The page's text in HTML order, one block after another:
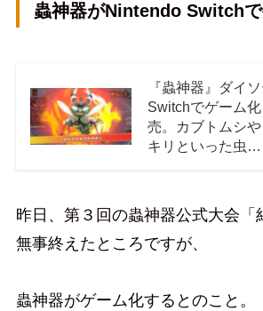
蟲神器がNintendo Switch
『蟲神器』ダイ
Switchでゲーム
売。カブトムシ
キリといった虫…
昨日、第３回の蟲神器公式大会「
無事終えたところですが、
蟲神器がゲーム化するとのこと。